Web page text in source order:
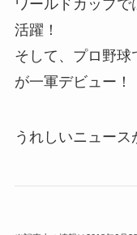
ワールドカップ
活躍！
そして、プロ野
が一軍デビュー！
うれしいニュース